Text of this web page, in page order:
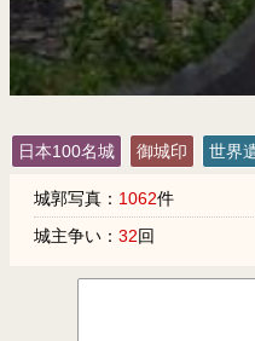
日本100名城
御城印 世界
城郭写真： 1062件
城主争い： 32回